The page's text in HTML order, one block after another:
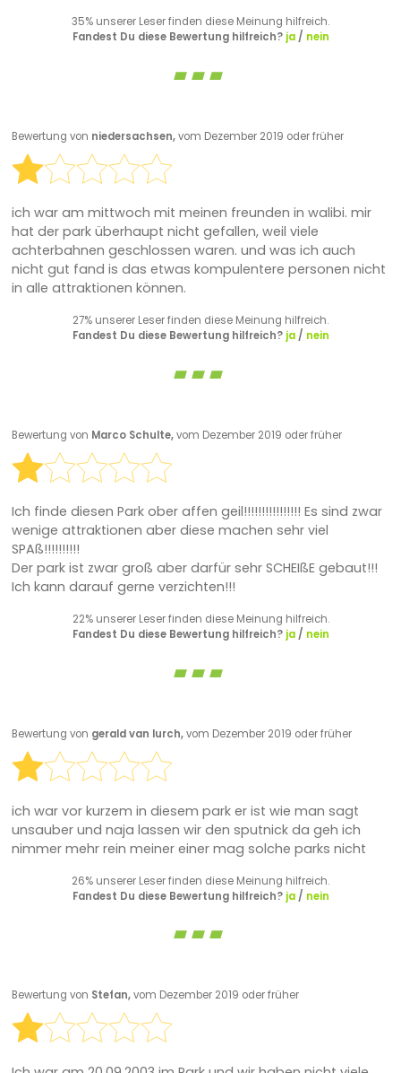
35% unserer Leser finden diese Meinung hilfreich.
Fandest Du diese Bewertung hilfreich? ja/ nein
Bewertung von niedersachsen,vom Dezember 2019 oder früher
ich war am mittwoch mit meinen freunden in walibi. mir
hat der park überhaupt nicht gefallen, weil viele
achterbahnen geschlossen waren. und was ich auch
nicht gut fand is das etwas kompulentere personen nicht
in alle attraktionen können.
27% unserer Leser finden diese Meinung hilfreich.
Fandest Du diese Bewertung hilfreich? ja/ nein
Bewertung von Marco Schulte,vom Dezember 2019 oder früher
Ich finde diesen Park ober affen geil!!!!!!!!!!!!!!!! Es sind zwar
wenige attraktionen aber diese machen sehr viel
SPAß!!!!!!!!!!
Der park ist zwar groß aber darfür sehr SCHEIßE gebaut!!!
Ich kann darauf gerne verzichten!!!
22% unserer Leser finden diese Meinung hilfreich.
Fandest Du diese Bewertung hilfreich? ja/ nein
Bewertung von gerald van lurch,vom Dezember 2019 oder früher
ich war vor kurzem in diesem park er ist wie man sagt
unsauber und naja lassen wir den sputnick da geh ich
nimmer mehr rein meiner einer mag solche parks nicht
26% unserer Leser finden diese Meinung hilfreich.
Fandest Du diese Bewertung hilfreich? ja/ nein
Bewertung von Stefan,vom Dezember 2019 oder früher